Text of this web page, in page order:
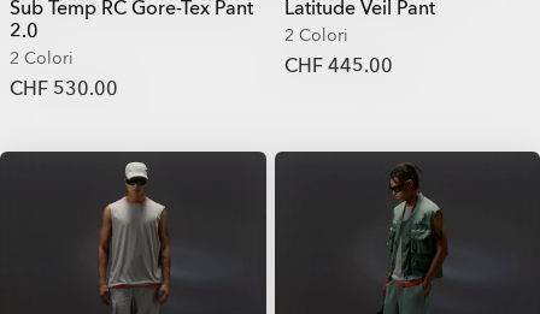
Sub Temp RC Gore-Tex Pant
2.0
2 Colori
CHF 530.00
Latitude Veil Pant
2 Colori
CHF 445.00